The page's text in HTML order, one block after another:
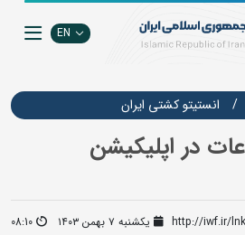
EN
انستيتو كشتي ايران
در اپلیکیشن
http://iwf.ir/ یکشنبه ۷ بهمن ۱۴۰۳ 08:10